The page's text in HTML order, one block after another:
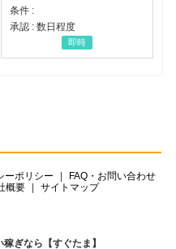
条件 :
承認 : 数日程度
即時
ーポリシー
FAQ・お問い合わせ
概要 サイトマップ
ぎなら【すぐたま】